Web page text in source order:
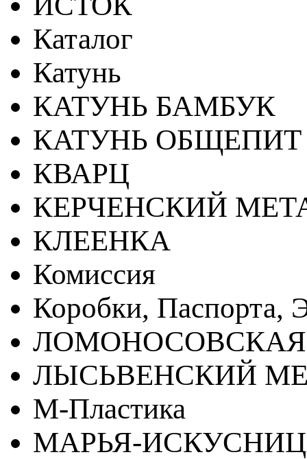
Каталог
Катунь
КАТУНЬ БАМБУК
КАТУНЬ ОБЩЕПИТ
КВАРЦ
КЕРЧЕНСКИЙ
КЛЕЕНКА
Комиссия
Коробки, Паспорта,
ЛЫСЬВЕНСКИЙ
М-Пластика
МАРЬЯ-